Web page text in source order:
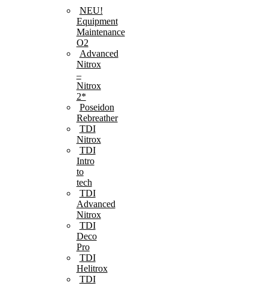
NEU!
Equipment
Maintenance
O2
Advanced
Nitrox
–
Nitrox
2*
Poseidon
Rebreather
TDI
Nitrox
TDI
Intro
to
tech
TDI
Advanced
Nitrox
TDI
Deco
Pro
TDI
Helitrox
TDI